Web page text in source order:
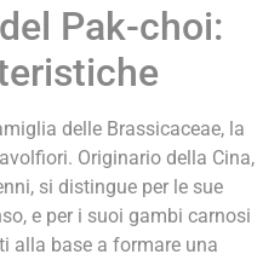
Pak-choi:
delle Brassicaceae, la
Originario della Cina,
si distingue per le sue
e per i suoi gambi carnosi
alla base a formare una